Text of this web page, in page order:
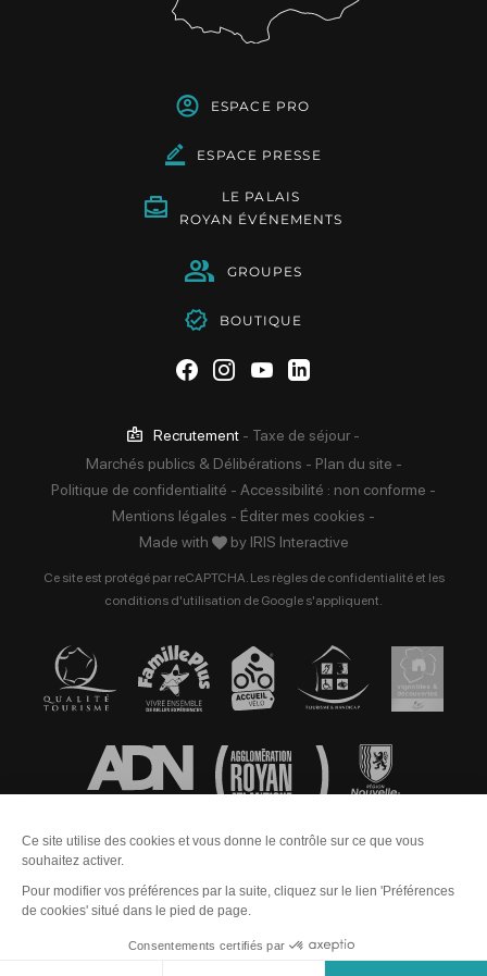
ESPACE PRO
ESPACE PRESSE
LE PALAIS
ROYAN ÉVÉNEMENTS
GROUPES
BOUTIQUE
Suivez-nous sur Facebook
Suivez-nous sur
Suivez-nous sur
Suivez-nous sur
Recrutement - Taxe de séjour -
Marchés publics & Délibérations - Plan du site -
Politique de confidentialité - Accessibilité : non conforme -
Mentions légales - Éditer mes cookies -
Made with
by IRIS Interactive
Ce site est protégé par reCAPTCHA. Les règles de confidentialitéet les
conditions d'utilisation de Google s'appliquent.